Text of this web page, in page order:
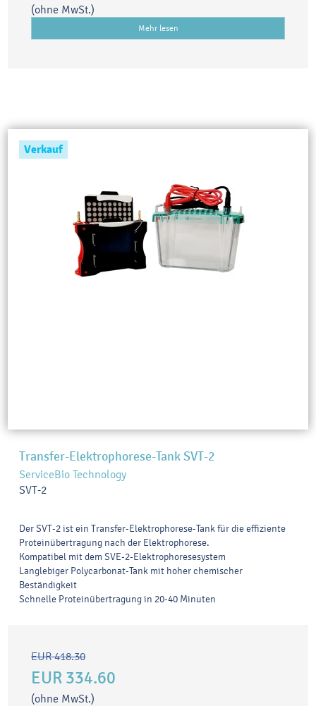
(ohne MwSt.)
Mehr lesen
Verkauf
Transfer-Elektrophorese-Tank SVT-2
ServiceBio Technology
SVT-2
Der SVT-2 ist ein Transfer-Elektrophorese-Tank für die effiziente
Proteinübertragung nach der Elektrophorese.
Kompatibel mit dem SVE-2-Elektrophoresesystem
Langlebiger Polycarbonat-Tank mit hoher chemischer
Beständigkeit
Schnelle Proteinübertragung in 20-40 Minuten
EUR 418.30
EUR 334.60
(ohne MwSt.)